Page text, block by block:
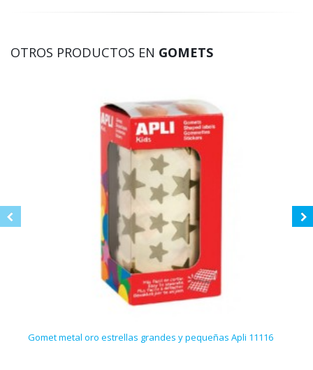
OTROS PRODUCTOS EN GOMETS
Gomet metal oro estrellas grandes y pequeñas Apli 11116